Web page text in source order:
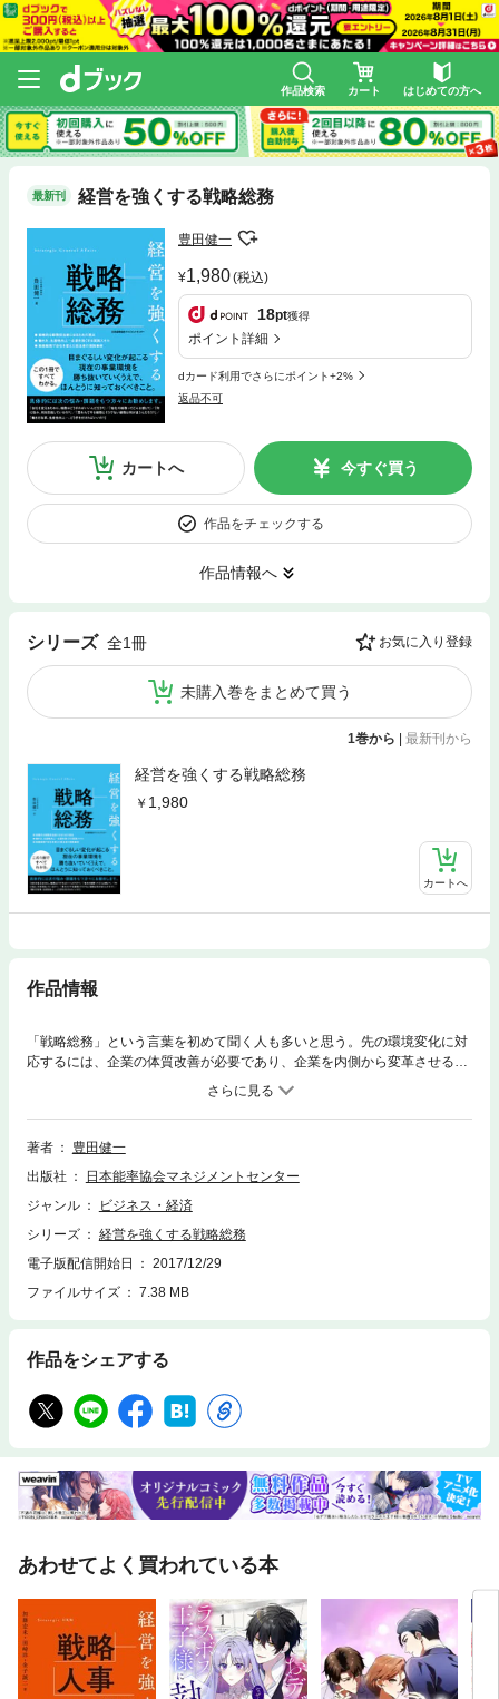
作品検索 カート はじめての方へ
最新刊 経営を強くする戦略総務
豊田健一
1,980(税込)
18pt獲得
ポイント詳細
dカード利用でさらにポイント+2%
返品不可
カートへ 今すぐ買う
作品をチェックする
作品情報へ
シリーズ 全1冊 お気に入り登録
未購入巻をまとめて買う
1巻から | 最新刊から
経営を強くする戦略総務
1,980
カートへ
作品情報
「戦略総務」という言葉を初めて聞く人も多いと思う。先の環境変化に対
応するには、企業の体質改善が必要であり、企業を内側から変革させるこ
とが喫緊の課題となっている。その課題、誰が対応すべきなのか??誰が対
応できるのか?「総務が変われば、会社が変わる」という言葉がある。総
務が変われば、つまり、総務が主導で仕事をしだすと、会社を変えていく
ことができる、ということである。現場が売上げを稼ぐと同様に、会社を
あり、そのような認識がされ始めている。実際、総務に優秀な人材を投
入、あるいは外部からヘッドハンティングしている企業も出始めている。
務自身が戦略性を持ち、企業のコア業務として存在していくのが「戦略総
務」という考え方。その必要性について、本書では詳しく解説する。
著者
豊田健一
出版社
日本能率協会マネジメントセンター
ジャンル
ビジネス・経済
シリーズ
経営を強くする戦略総務
電子版配信開始日
2017/12/29
ファイルサイズ
7.38 MB
作品をシェアする
あわせてよく買われている本